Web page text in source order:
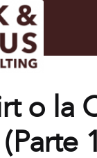
Shirt o la Camisa
o la